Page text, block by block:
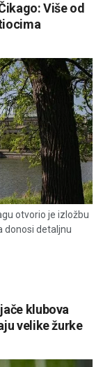
Više od
otvorio je izložbu
donosi detaljnu
klubova
velike žurke